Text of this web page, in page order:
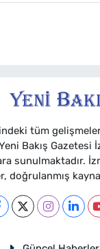
tüm
Bakış Gazetesi
sunulmaktadır.
doğrulanmış